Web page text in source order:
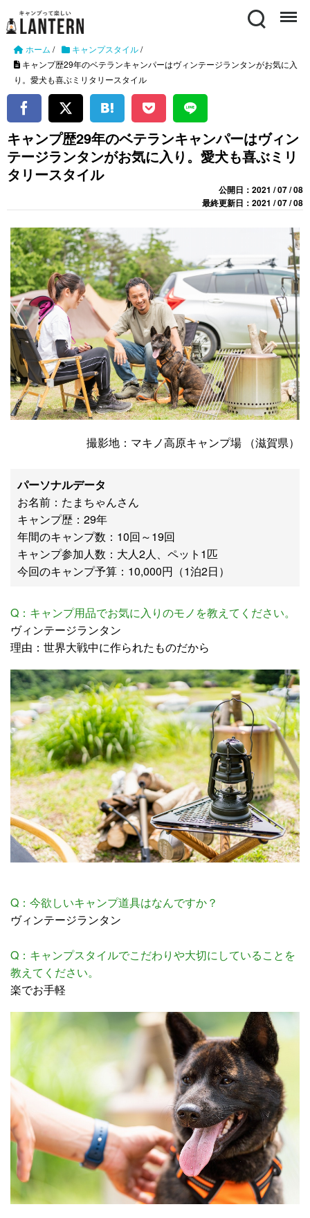
Search Menu
ホーム / キャンプスタイル/
キャンプ歴29年のベテランキャンパーはヴィンテージランタンがお気に入
り。愛犬も喜ぶミリタリースタイル
キャンプ歴29年のベテランキャンパーはヴィン
テージランタンがお気に入り。愛犬も喜ぶミリ
タリースタイル
公開日：2021 / 07 / 08
最終更新日：2021 / 07 / 08
撮影地：マキノ高原キャンプ場 （滋賀県）
パーソナルデータ
お名前：たまちゃんさん
キャンプ歴：29年
年間のキャンプ数：10回～19回
キャンプ参加人数：大人2人、ペット1匹
今回のキャンプ予算：10,000円（1泊2日）
Q：キャンプ用品でお気に入りのモノを教えてください。
ヴィンテージランタン
理由：世界大戦中に作られたものだから
Q：今欲しいキャンプ道具はなんですか？
ヴィンテージランタン
Q：キャンプスタイルでこだわりや大切にしていることを
教えてください。
楽でお手軽